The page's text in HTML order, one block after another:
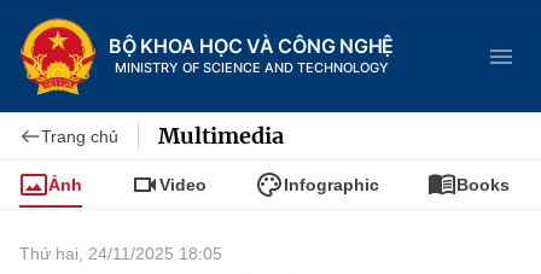
BỘ KHOA HỌC VÀ CÔNG NGHỆ
MINISTRY OF SCIENCE AND TECHNOLOGY
Trang chủ Multimedia
Ảnh Video Infographic Books
Thứ hai, 24/11/2025 18:05